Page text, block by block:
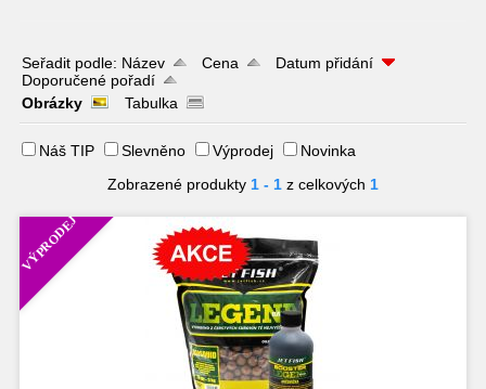
Seřadit podle: Název Cena
Datum přidání
Doporučené pořadí
Obrázky
Tabulka
Náš TIP Slevněno Výprodej
Novinka
Zobrazené produkty 1 - 1 z celkových 1
VÝPRODEJ